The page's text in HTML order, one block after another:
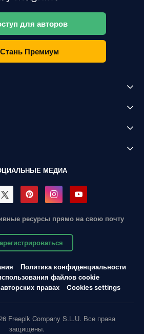
для авторов
Стань Премиум
МЕДИА
ресурсы прямо на свою почту
Политика конфиденциальности
файлов cookie
правах
Cookies settings
Freepik Company S.L.U. Все права
защищены.